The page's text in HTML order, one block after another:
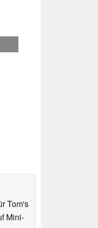
Tom's
Mini-